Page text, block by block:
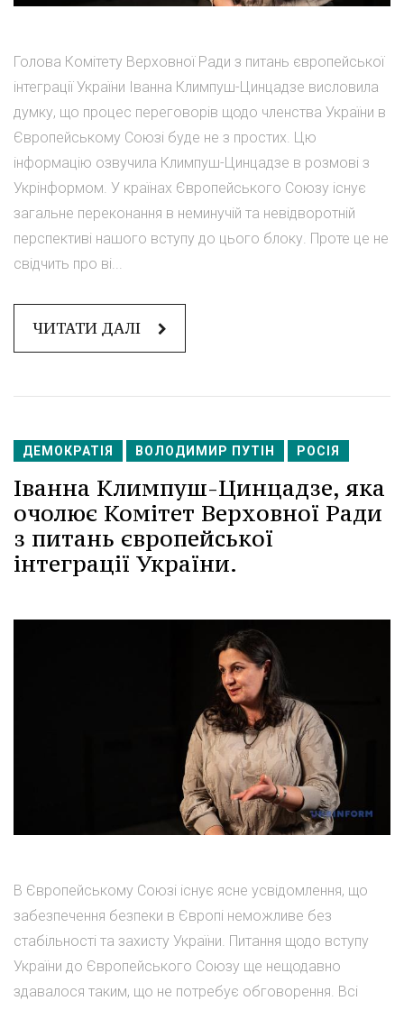
Голова Комітету Верховної Ради з питань європейської
інтеграції України Іванна Климпуш-Цинцадзе висловила
думку, що процес переговорів щодо членства України в
Європейському Союзі буде не з простих. Цю
інформацію озвучила Климпуш-Цинцадзе в розмові з
Укрінформом. У країнах Європейського Союзу існує
загальне переконання в неминучій та невідворотній
перспективі нашого вступу до цього блоку. Проте це не
свідчить про ві...
ЧИТАТИ ДАЛІ
ДЕМОКРАТІЯ ВОЛОДИМИР ПУТІН РОСІЯ
Іванна Климпуш-Цинцадзе, яка
очолює Комітет Верховної Ради
з питань європейської
інтеграції України.
В Європейському Союзі існує ясне усвідомлення, що
забезпечення безпеки в Європі неможливе без
стабільності та захисту України. Питання щодо вступу
України до Європейського Союзу ще нещодавно
здавалося таким, що не потребує обговорення. Всі